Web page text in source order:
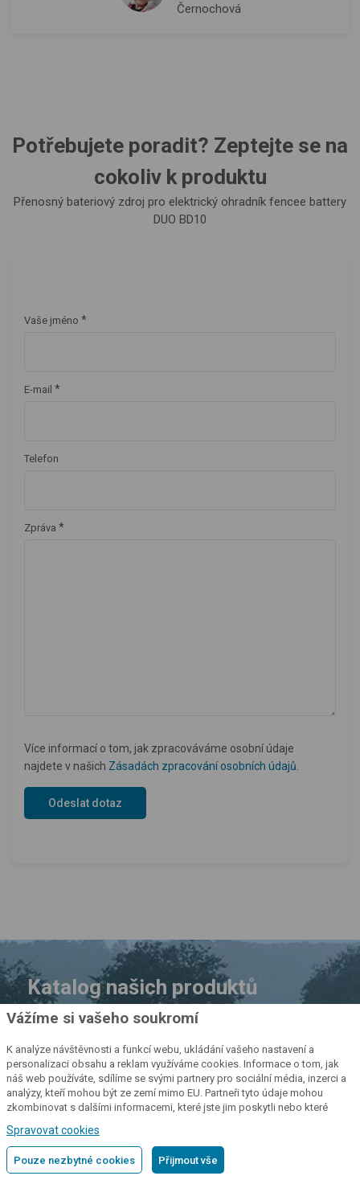
Černochová
Potřebujete poradit? Zeptejte se na
cokoliv k produktu
Přenosný bateriový zdroj pro elektrický ohradník fencee battery
DUO BD10
Vaše jméno *
E-mail *
Telefon
Zpráva *
Více informací o tom, jak zpracováváme osobní údaje
najdete v našich Zásadách zpracování osobních údajů
Katalog našich produktů
můžete prohlédnout v katalogu,
který jsme pro vás připravili.
PROHLÉDNOUT KATALOG
Vážíme si vašeho soukromí
K analýze návštěvnosti a funkcí webu, ukládání vašeho nastavení a
personalizaci obsahu a reklam využíváme cookies. Informace o tom, jak
náš web používáte, sdílíme se svými partnery pro sociální média, inzerci a
analýzy, kteří mohou být ze zemí mimo EU. Partneři tyto údaje mohou
zkombinovat s dalšími informacemi, které jste jim poskytli nebo které
Spravovat cookies
Pouze nezbytné cookies Přijmout vše